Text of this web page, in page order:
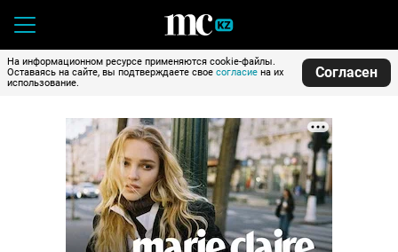
На информационном ресурсе применяются cookie-файлы.
Оставаясь на сайте, вы подтверждаете свое согласие на их
использование.
Согласен